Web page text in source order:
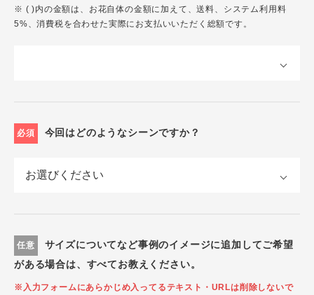
※ ( )内の金額は、お花自体の金額に加えて、送料、システム利用料
5%、消費税を合わせた実際にお支払いいただく総額です。
必須 今回はどのようなシーンですか？
任意
サイズについてなど事例のイメージに追加してご希望
がある場合は、すべてお教えください。
※入力フォームにあらかじめ入ってるテキスト・URLは削除しないで